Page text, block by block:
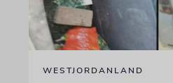
WESTJORDANLAND